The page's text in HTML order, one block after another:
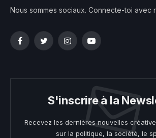
Nous sommes sociaux. Connecte-toi avec
FacebookTwitterInstagramYouTube
S'inscrire à la
Recevez les dernières nouvelles
sur la politique, la société, le